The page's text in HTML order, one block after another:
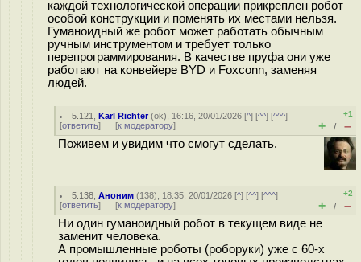
каждой технологической операции прикреплен робот
особой конструкции и поменять их местами нельзя.
Гуманоидный же робот может работать обычным
ручным инструментом и требует только
перепрограммирования. В качестве пруфа они уже
работают на конвейере BYD и Foxconn, заменяя
людей.
5.121 ,Karl Richter(ok), 16:16, 20/01/2026 [^] [^^] [^^^]
[ответить] [к модератору]
+1
+ / –
Поживем и увидим что смогут сделать.
5.138 ,Аноним (138), 18:35, 20/01/2026 [^] [^^] [^^^]
[ответить] [к модератору]
+2
+ / –
Ни один гуманоидный робот в текущем виде не
заменит человека.
А промышленные роботы (роборуки) уже с 60-х